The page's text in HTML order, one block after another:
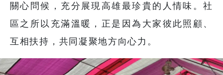
關心問候，充分展現高雄最珍貴的人情味。社
區之所以充滿溫暖，正是因為大家彼此照顧、
互相扶持，共同凝聚地方向心力。